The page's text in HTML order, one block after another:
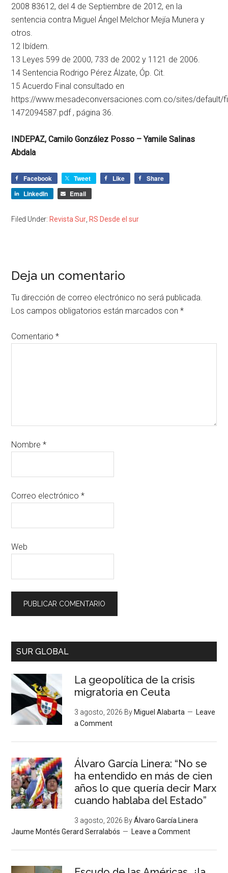
2008 83612, del 4 de Septiembre de 2012, en la
sentencia contra Miguel Ángel Melchor Mejía Munera y
otros.
12 Ibídem.
13 Leyes 599 de 2000, 733 de 2002 y 1121 de 2006.
14 Sentencia Rodrigo Pérez Álzate, Óp. Cit.
15 Acuerdo Final consultado en
https://www.mesadeconversaciones.com.co/sites/default/
1472094587.pdf , página 36.
INDEPAZ, Camilo González Posso – Yamile Salinas
Abdala
Facebook Tweet Like
Share
LinkedIn
Email
Filed Under: Revista Sur, RS Desde el sur
Deja un comentario
Tu dirección de correo electrónico no será publicada.
Los campos obligatorios están marcados con*
Comentario*
Nombre*
Correo electrónico*
Web
SUR GLOBAL
La geopolítica de la crisis
migratoria en Ceuta
3 agosto, 2026 By Miguel Alabarta
Leave
a Comment
Álvaro García Linera: “No se
ha entendido en más de cien
años lo que quería decir Marx
cuando hablaba del Estado”
3 agosto, 2026 ByÁlvaro García Linera
Jaume Montés Gerard Serralabós
Leave a Comment